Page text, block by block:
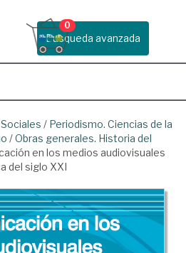
Busqueda avanzada
0
/ Periodismo. Ciencias de la
/Obras generales. Historia del
en los medios audiovisuales
del siglo XXI